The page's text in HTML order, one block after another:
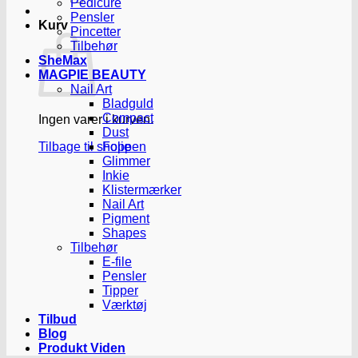
Kurv
Ingen varer i kurven.
Tilbage til shoppen
Pedicure
Pensler
Pincetter
Tilbehør
SheMax
MAGPIE BEAUTY
Nail Art
Bladguld
Compact
Dust
Folie
Glimmer
Inkie
Klistermærker
Nail Art
Pigment
Shapes
Tilbehør
E-file
Pensler
Tipper
Værktøj
Tilbud
Blog
Produkt Viden